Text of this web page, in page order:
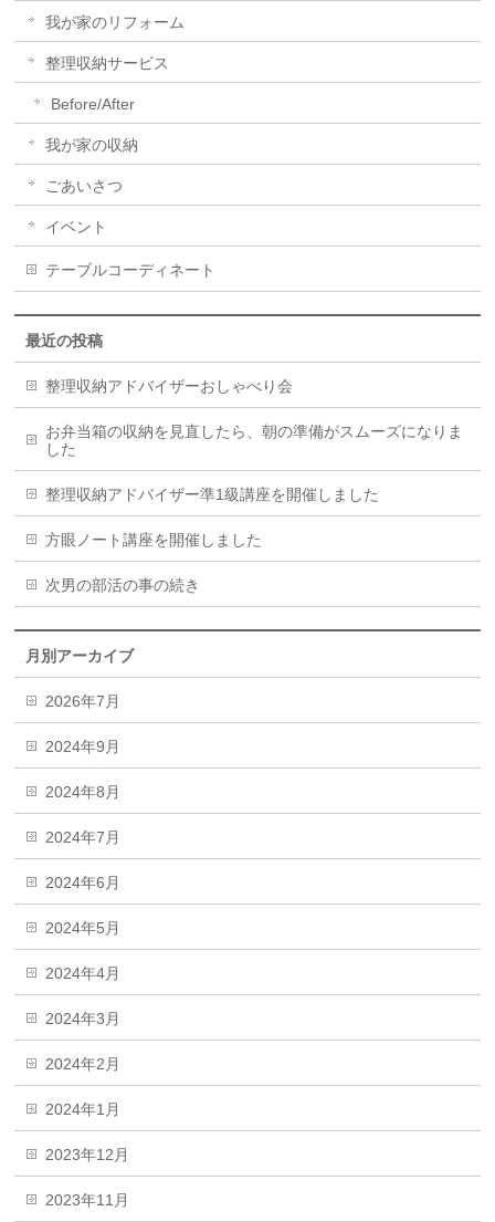
我が家のリフォーム
整理収納サービス
Before/After
我が家の収納
ごあいさつ
イベント
テーブルコーディネート
最近の投稿
整理収納アドバイザーおしゃべり会
お弁当箱の収納を見直したら、朝の準備がスムーズになりま
した
整理収納アドバイザー準1級講座を開催しました
方眼ノート講座を開催しました
次男の部活の事の続き
月別アーカイブ
2026年7月
2024年9月
2024年8月
2024年7月
2024年6月
2024年5月
2024年4月
2024年3月
2024年2月
2024年1月
2023年12月
2023年11月